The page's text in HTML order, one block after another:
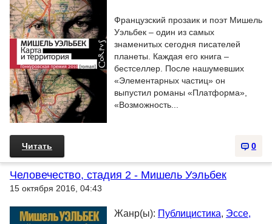
Французский прозаик и поэт Мишель
Уэльбек – один из самых
знаменитых сегодня писателей
планеты. Каждая его книга –
бестселлер. После нашумевших
«Элементарных частиц» он
выпустил романы «Платформа»,
«Возможность...
0
Читать
Человечество, стадия 2 - Мишель Уэльбек
15 октября 2016, 04:43
Жанр(ы): Публицистика, Эссе,